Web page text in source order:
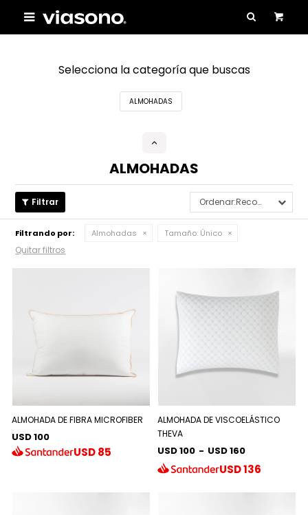

Selecciona la categoría que buscas
ALMOHADAS
ALMOHADAS
Recomendados
Filtrando por: Almohadas Tamaño: Único
Quitar filtros
ALMOHADA DE FIBRA MICROFIBER
USD 100
USD85
ALMOHADA DE VISCOELÁSTICO
THEVA
USD 100 - USD 160
USD136